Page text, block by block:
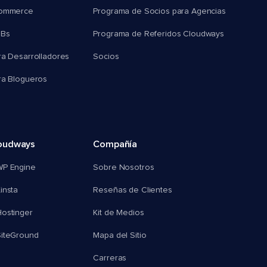
Desarrolladores
Blogueros
Programa de Socios para Agencias
Programa de Referidos Cloudways
Socios
Engine
Compañía
Sobre Nosotros
Reseñas de Clientes
Kit de Medios
Mapa del Sitio
Carreras